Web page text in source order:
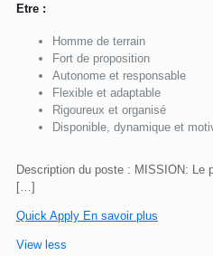
Etre :
Homme de terrain
Fort de proposition
Autonome et responsable
Flexible et adaptable
Rigoureux et organisé
Disponible, dynamique et
Description du poste : MISSION: Le
[…]
Quick Apply En savoir plus
View less